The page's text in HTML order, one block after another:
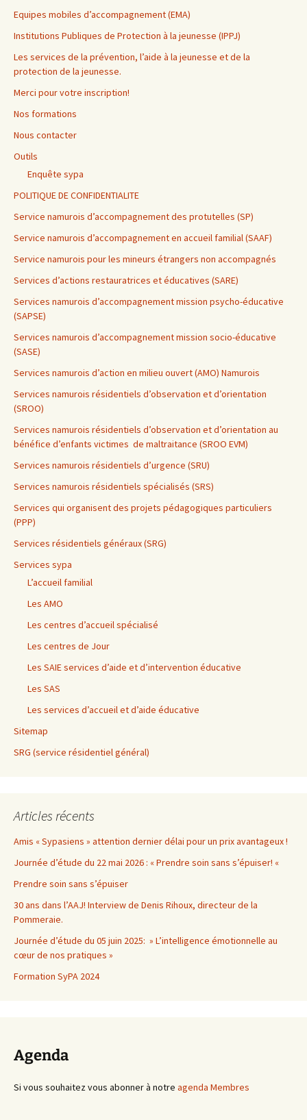
Equipes mobiles d’accompagnement (EMA)
Institutions Publiques de Protection à la jeunesse (IPPJ)
Les services de la prévention, l’aide à la jeunesse et de la
protection de la jeunesse.
Merci pour votre inscription!
Nos formations
Nous contacter
Outils
Enquête sypa
POLITIQUE DE CONFIDENTIALITE
Service namurois d’accompagnement des protutelles (SP)
Service namurois d’accompagnement en accueil familial (SAAF)
Service namurois pour les mineurs étrangers non accompagnés
Services d’actions restauratrices et éducatives (SARE)
Services namurois d’accompagnement mission psycho-éducative
(SAPSE)
Services namurois d’accompagnement mission socio-éducative
(SASE)
Services namurois d’action en milieu ouvert (AMO) Namurois
Services namurois résidentiels d’observation et d’orientation
(SROO)
Services namurois résidentiels d’observation et d’orientation au
bénéfice d’enfants victimes de maltraitance (SROO EVM)
Services namurois résidentiels d’urgence (SRU)
Services namurois résidentiels spécialisés (SRS)
Services qui organisent des projets pédagogiques particuliers
(PPP)
Services résidentiels généraux (SRG)
Services sypa
L’accueil familial
Les AMO
Les centres d’accueil spécialisé
Les centres de Jour
Les SAIE services d’aide et d’intervention éducative
Les SAS
Les services d’accueil et d’aide éducative
Sitemap
SRG (service résidentiel général)
Articles récents
Amis « Sypasiens » attention dernier délai pour un prix avantageux !
Journée d’étude du 22 mai 2026 : « Prendre soin sans s’épuiser! «
Prendre soin sans s’épuiser
30 ans dans l’AAJ! Interview de Denis Rihoux, directeur de la
Pommeraie.
Journée d’étude du 05 juin 2025: » L’intelligence émotionnelle au
cœur de nos pratiques »
Formation SyPA 2024
Agenda
Si vous souhaitez vous abonner à notre agenda Membres